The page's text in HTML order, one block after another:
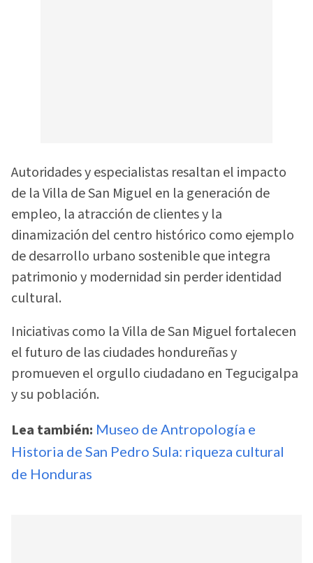
Autoridades y especialistas resaltan el impacto
de la Villa de San Miguel en la generación de
empleo, la atracción de clientes y la
dinamización del centro histórico como ejemplo
de desarrollo urbano sostenible que integra
patrimonio y modernidad sin perder identidad
cultural.
Iniciativas como la Villa de San Miguel fortalecen
el futuro de las ciudades hondureñas y
promueven el orgullo ciudadano en Tegucigalpa
y su población.
Lea también: Museo de Antropología e
Historia de San Pedro Sula: riqueza cultural
de Honduras